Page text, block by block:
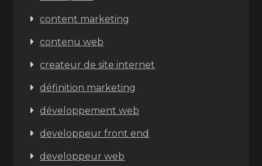
content marketing
contenu web
createur de site internet
définition marketing
développement web
developpeur front end
developpeur web